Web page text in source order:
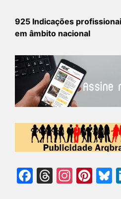
925 Indicações
em âmbito nacional
Facebook
Threads